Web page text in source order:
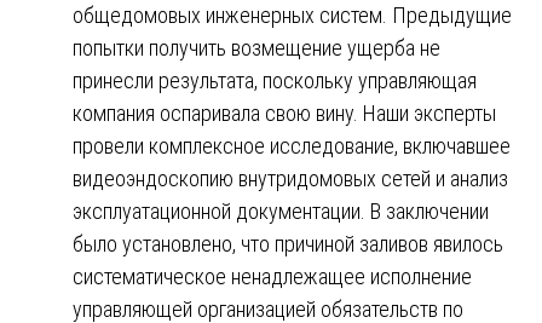
общедомовых инженерных систем. Предыдущие
попытки получить возмещение ущерба не
принесли результата, поскольку управляющая
компания оспаривала свою вину. Наши эксперты
провели комплексное исследование, включавшее
видеоэндоскопию внутридомовых сетей и анализ
эксплуатационной документации. В заключении
было установлено, что причиной заливов явилось
систематическое ненадлежащее исполнение
управляющей организацией обязательств по